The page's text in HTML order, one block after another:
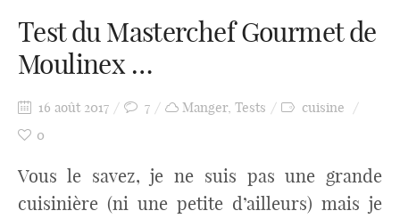
Test du Masterchef Gourmet de
Moulinex …
16 août 2017 7 Manger, Tests
cuisine
0
Vous le savez, je ne suis pas une grande
cuisinière (ni une petite d’ailleurs) mais je